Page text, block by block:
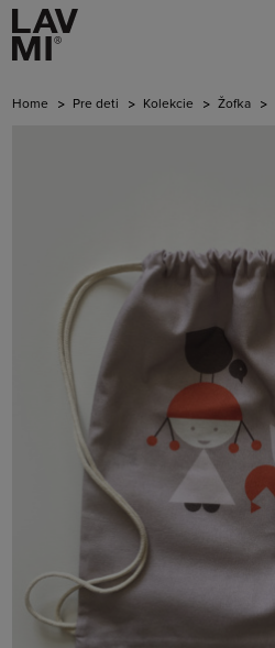
Home Pre deti Kolekcie Žofka